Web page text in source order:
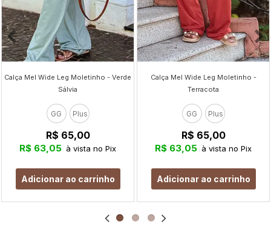
Calça Mel Wide Leg Moletinho - Verde
Sálvia
GG Plus
R$ 65,00
R$ 63,05 à vista no Pix
Adicionar ao carrinho
Calça Mel Wide Leg Moletinho -
Terracota
GG Plus
R$ 65,00
R$ 63,05 à vista no Pix
Adicionar ao carrinho